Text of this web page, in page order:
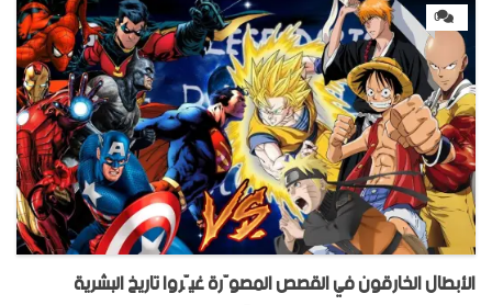
0
الأبطال الخارقون في القصص المصوّرة غيّروا تاريخ البشرية